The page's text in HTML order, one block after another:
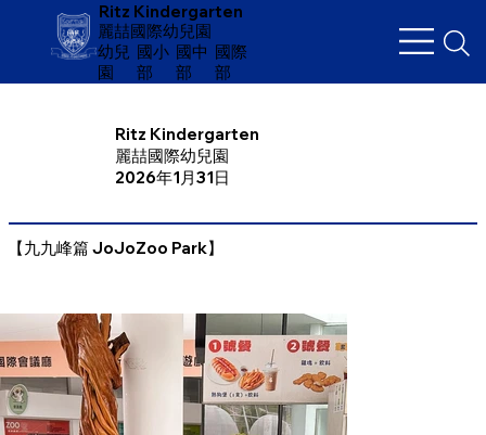
Ritz Kindergarten
麗喆國際幼兒園
幼兒
園
​國小
部
國中
部
國際
部
Ritz Kindergarten
麗喆國際幼兒園
2026年1月31日
【九九峰篇 JoJoZoo Park】